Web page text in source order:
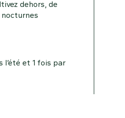
dehors, de
l’été et 1 fois par